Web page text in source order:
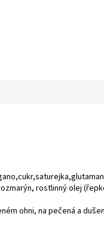
rostlinný olej
ohni, na pečená a